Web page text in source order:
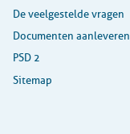
De veelgestelde vragen
Documenten aanleveren
PSD 2
Sitemap